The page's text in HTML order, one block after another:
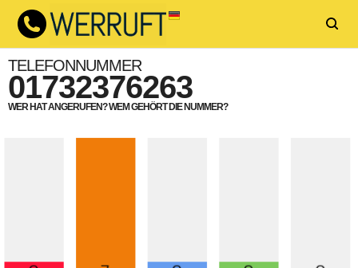
TELEFONNUMMER
01732376263
WER HAT ANGERUFEN? WEM GEHÖRT DIE NUMMER?